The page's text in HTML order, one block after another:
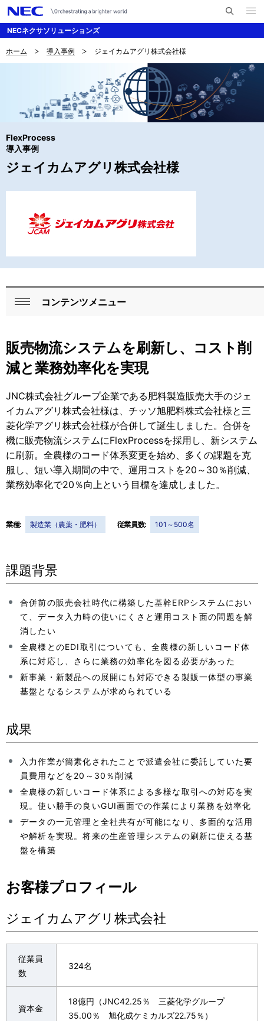
NECネクサソリューションズ
検
索
メ
ニ
く
ナ
シ
ョ
ン
サ
の
現
ホーム 導入事例 ジェイカムアグリ株式会社様
FlexProcess
導入事例
ジェイカムアグリ株式会社様
ロ
カ
ル
ナ
ビ
ゲ
ー
シ
ン
る
コンテンツメニュー
販売物流システムを刷新し、コスト削
減と業務効率化を実現
JNC株式会社グループ企業である肥料製造販売大手のジェ
イカムアグリ株式会社様は、チッソ旭肥料株式会社様と三
菱化学アグリ株式会社様が合併して誕生しました。合併を
機に販売物流システムにFlexProcessを採用し、新システム
に刷新。全農様のコード体系変更を始め、多くの課題を克
服し、短い導入期間の中で、運用コストを20～30％削減、
業務効率化で20％向上という目標を達成しました。
業種: 製造業（農薬・肥料） 従業員数: 101～500名
課題背景
合併前の販売会社時代に構築した基幹ERPシステムにおい
て、データ入力時の使いにくさと運用コスト面の問題を解
消したい
全農様とのEDI取引についても、全農様の新しいコード体
系に対応し、さらに業務の効率化を図る必要があった
新事業・新製品への展開にも対応できる製販一体型の事業
基盤となるシステムが求められている
成果
入力作業が簡素化されたことで派遣会社に委託していた要
員費用などを20～30％削減
全農様の新しいコード体系による多様な取引への対応を実
現。使い勝手の良いGUI画面での作業により業務を効率化
データの一元管理と全社共有が可能になり、多面的な活用
や解析を実現。将来の生産管理システムの刷新に使える基
盤を構築
お客様プロフィール
ジェイカムアグリ株式会社
従業員
数
324名
資本金
18億円（JNC42.25％ 三菱化学グループ
35.00％ 旭化成ケミカルズ22.75％）